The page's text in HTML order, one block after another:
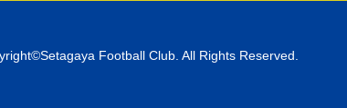
Football Club. All Rights Reserved.